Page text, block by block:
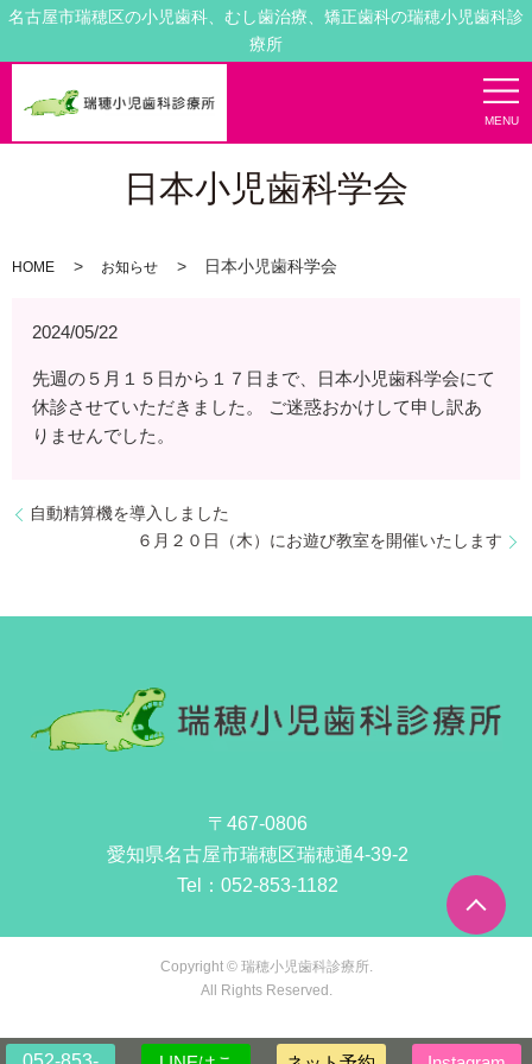
名古屋市瑞穂区の小児歯科、むし歯治療、矯正歯科の瑞穂小児歯科診
療所
MENU
日本小児歯科学会
HOME お知らせ 日本小児歯科学会
2024/05/22
先週の５月１５日から１７日まで、日本小児歯科学会にて
休診させていただきました。 ご迷惑おかけして申し訳あ
りませんでした。
自動精算機を導入しました
６月２０日（木）にお遊び教室を開催いたします
〒467-0806
愛知県名古屋市瑞穂区瑞穂通4-39-2
Tel： 052-853-1182
Copyright © 瑞穂小児歯科診療所.
All Rights Reserved.